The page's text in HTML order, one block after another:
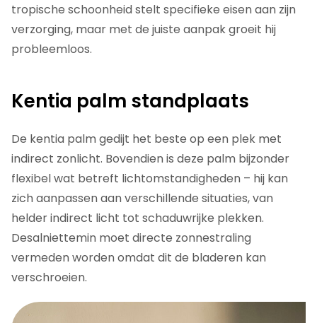
tropische schoonheid stelt specifieke eisen aan zijn
verzorging, maar met de juiste aanpak groeit hij
probleemloos.
Kentia palm standplaats
De kentia palm gedijt het beste op een plek met
indirect zonlicht. Bovendien is deze palm bijzonder
flexibel wat betreft lichtomstandigheden – hij kan
zich aanpassen aan verschillende situaties, van
helder indirect licht tot schaduwrijke plekken.
Desalniettemin moet directe zonnestraling
vermeden worden omdat dit de bladeren kan
verschroeien.